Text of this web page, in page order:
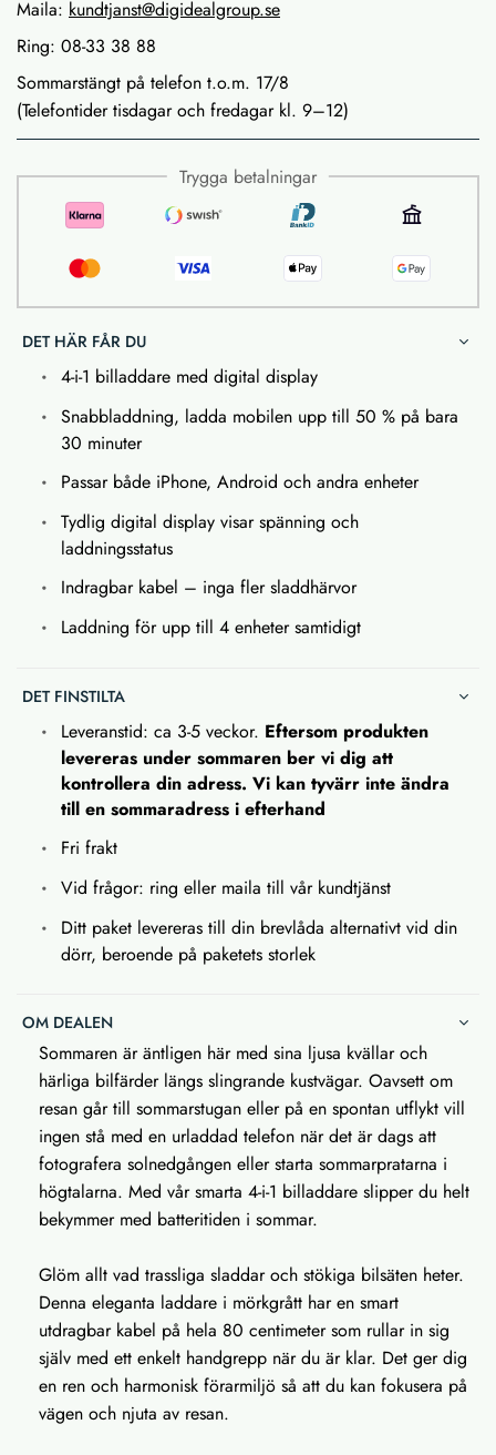
Maila: kundtjanst@digidealgroup.se
Ring: 08-33 38 88
Sommarstängt på telefon t.o.m. 17/8
(Telefontider tisdagar och fredagar kl. 9–12)
Trygga betalningar
DET HÄR FÅR DU
4-i-1 billaddare med digital display
Snabbladdning, ladda mobilen upp till 50 % på bara
30 minuter
Passar både iPhone, Android och andra enheter
Tydlig digital display visar spänning och
laddningsstatus
Indragbar kabel – inga fler sladdhärvor
Laddning för upp till 4 enheter samtidigt
DET FINSTILTA
Leveranstid: ca 3-5 veckor. Eftersom produkten
levereras under sommaren ber vi dig att
kontrollera din adress. Vi kan tyvärr inte ändra
till en sommaradress i efterhand
Fri frakt
Vid frågor: ring eller maila till vår kundtjänst
Ditt paket levereras till din brevlåda alternativt vid din
dörr, beroende på paketets storlek
OM DEALEN
Sommaren är äntligen här med sina ljusa kvällar och
härliga bilfärder längs slingrande kustvägar. Oavsett om
resan går till sommarstugan eller på en spontan utflykt vill
ingen stå med en urladdad telefon när det är dags att
fotografera solnedgången eller starta sommarpratarna i
högtalarna. Med vår smarta 4-i-1 billaddare slipper du helt
bekymmer med batteritiden i sommar.
Glöm allt vad trassliga sladdar och stökiga bilsäten heter.
Denna eleganta laddare i mörkgrått har en smart
utdragbar kabel på hela 80 centimeter som rullar in sig
själv med ett enkelt handgrepp när du är klar. Det ger dig
en ren och harmonisk förarmiljö så att du kan fokusera på
vägen och njuta av resan.